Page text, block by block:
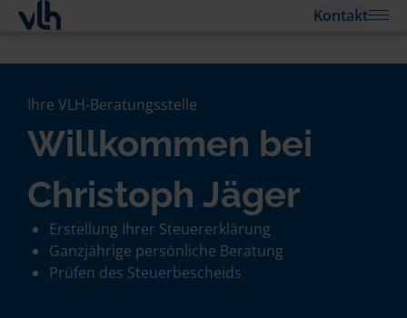
Kontakt
Ihre VLH-Beratungsstelle
Willkommen bei
Christoph Jäger
Erstellung Ihrer Steuererklärung
Ganzjährige persönliche Beratung
Prüfen des Steuerbescheids